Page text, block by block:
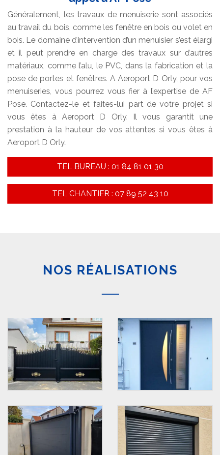
Généralement, les travaux de menuiserie sont associés
au travail du bois, comme les fenêtre en bois ou volet en
bois. Le domaine d’intervention d’un menuisier s’est élargi
et il peut prendre en charge des travaux sur d’autres
matériaux, comme l’alu, le PVC, dans la fabrication et la
pose de portes et fenêtres. A Aeroport D Orly, pour vos
menuiseries, vous pourrez vous fier à l’expertise de AF
Pose. Contactez-le et faites-lui part de votre projet si
vous êtes à Aeroport D Orly. Il vous garantit une
prestation à la hauteur de vos attentes si vous êtes à
Aeroport D Orly.
TEL BUREAU : 01 84 81 01 30
TEL CHANTIER : 07 89 52 43 10
NOS RÉALISATIONS